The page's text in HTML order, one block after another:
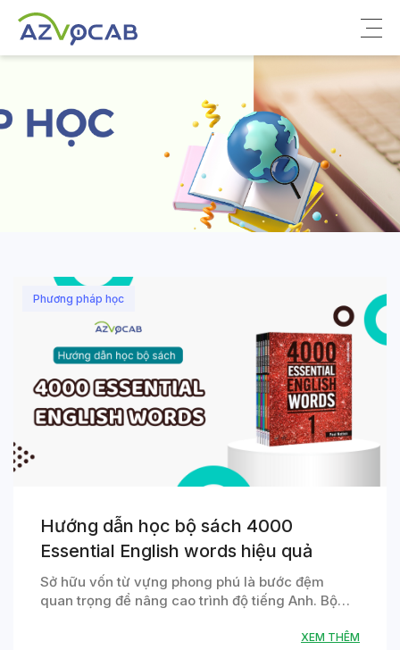
Từ vựng ôn thi
Phương pháp học
Hướng dẫn học bộ sách 4000
Essential English words hiệu quả
Sở hữu vốn từ vựng phong phú là bước đệm
quan trọng để nâng cao trình độ tiếng Anh. Bộ…
XEM THÊM